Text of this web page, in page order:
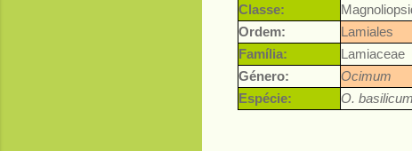
Classe:
Ordem:
Lamiales
Família:
Lamiaceae
Género:
Ocimum
Espécie:
O. basilicum